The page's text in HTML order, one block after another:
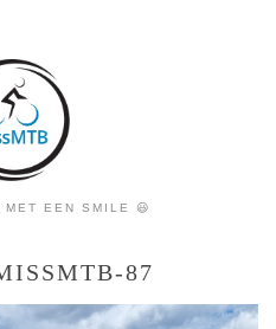
MET EEN SMILE 😃
87